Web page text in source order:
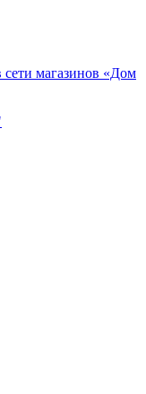
сети магазинов «Дом